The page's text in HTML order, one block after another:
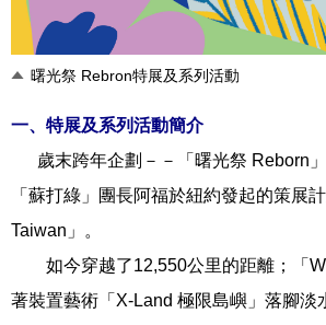
曙光祭 Rebron特展及系列活動
一、特展及系列活動簡介
歲末跨年企劃－－「曙光祭 Reborn
「蘇打綠」團長阿福於紐約發起的策展
Taiwan」。
如今穿越了12,550公里的距離；「
著裝置藝術「X-Land 極限島嶼」落腳淡